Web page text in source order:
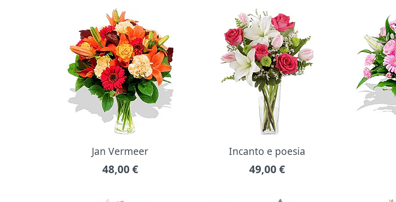
Jan Vermeer
48,00 €
Incanto e poesia
49,00 €